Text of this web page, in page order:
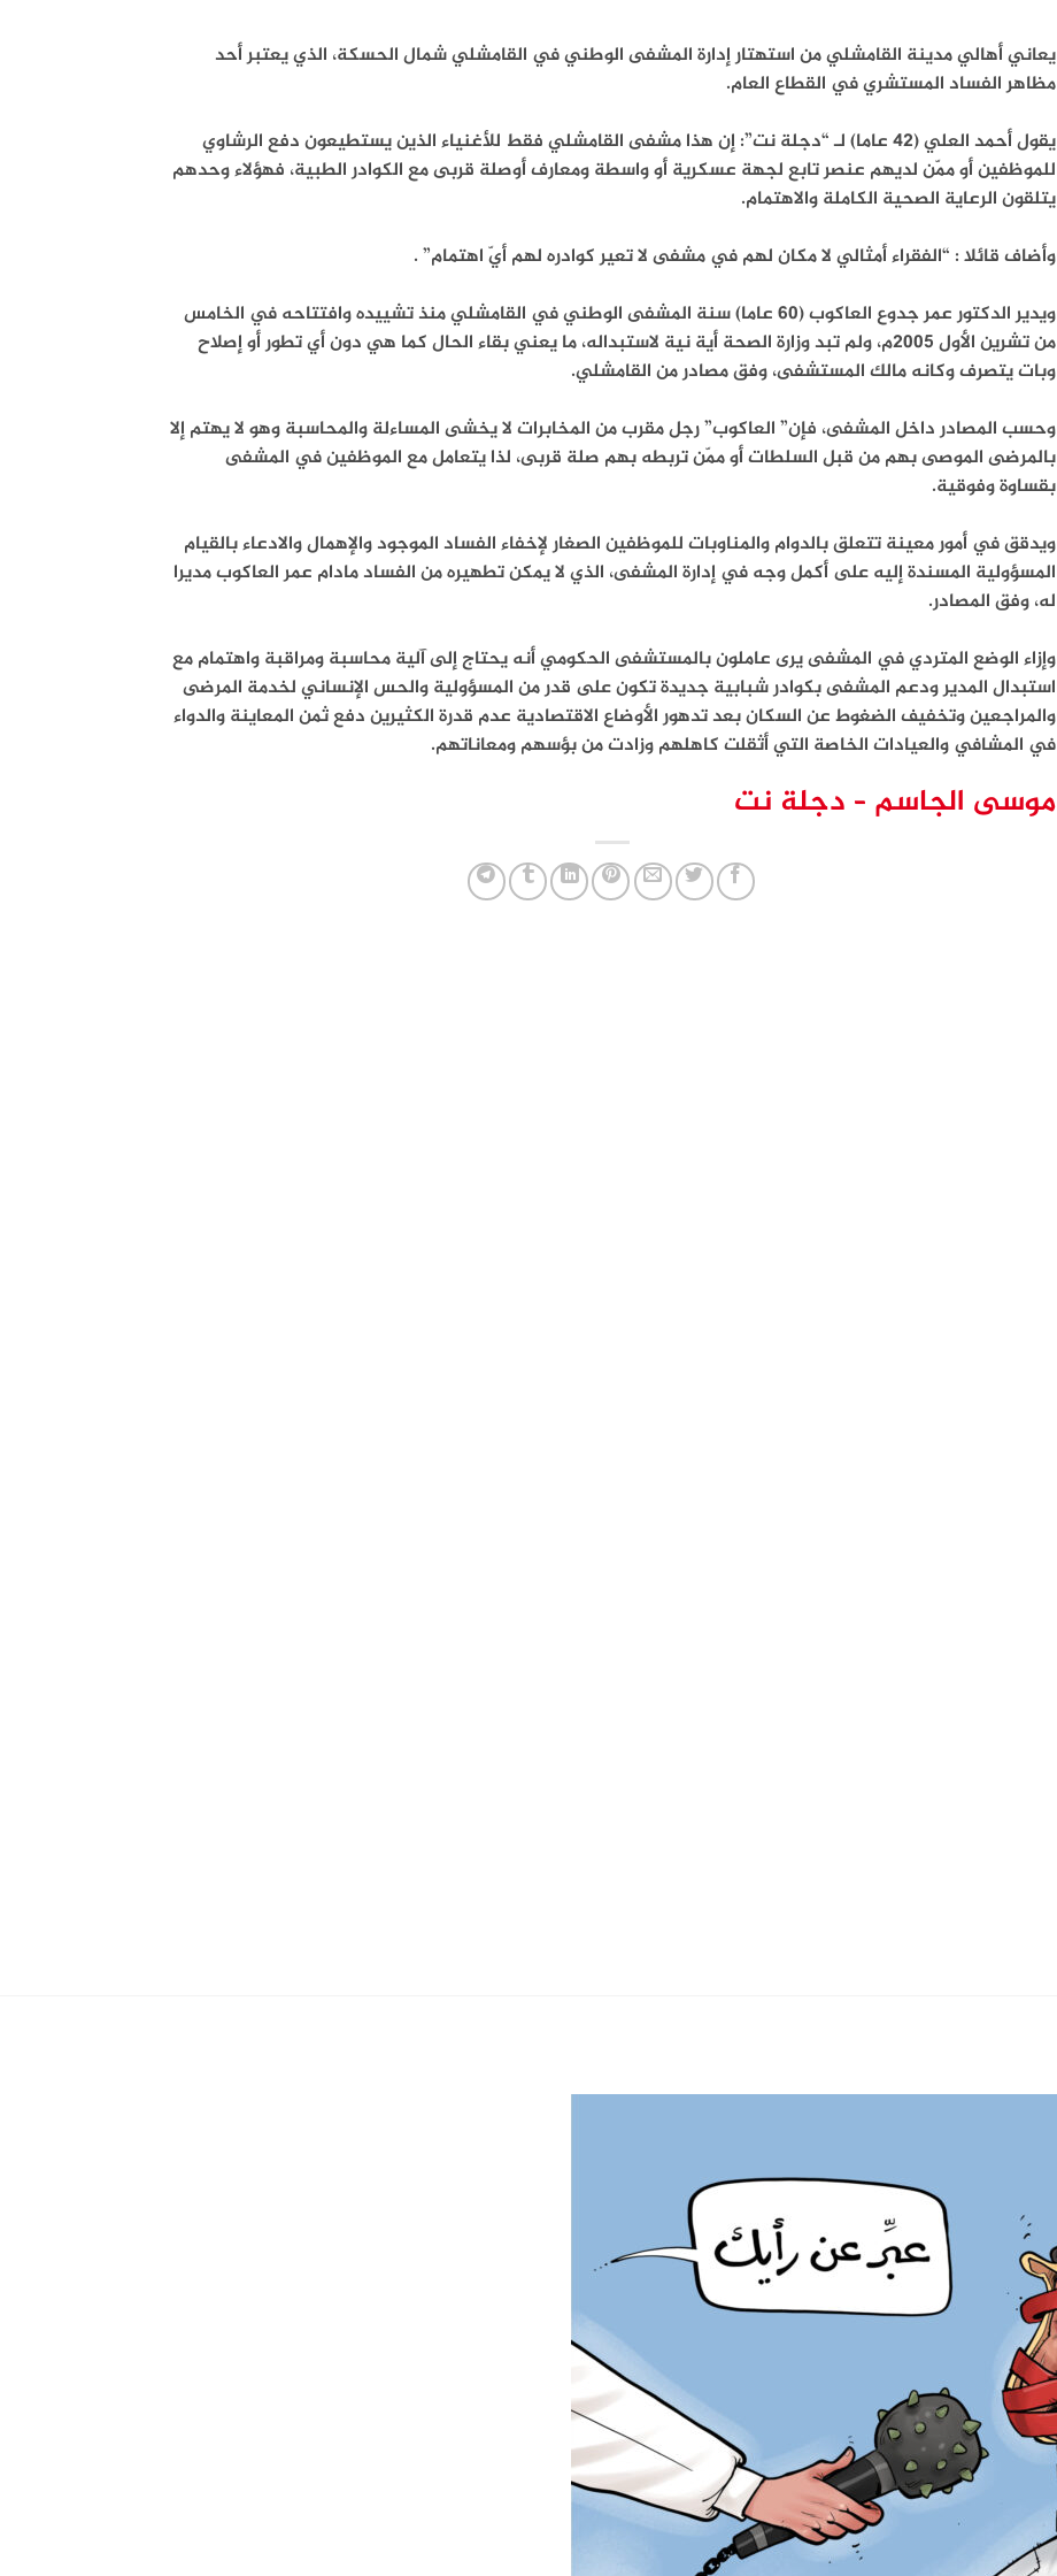
يعاني أهالي مدينة القامشلي من استهتار إدارة المشفى الوطني في القامشلي شمال الحسكة، الذي يعتبر أحد
مظاهر الفساد المستشري في القطاع العام.
يقول أحمد العلي (42 عاما) لـ “دجلة نت”: إن هذا مشفى القامشلي فقط للأغنياء الذين يستطيعون دفع الرشاوي
للموظفين أو ممّن لديهم عنصر تابع لجهة عسكرية أو واسطة ومعارف أوصلة قربى مع الكوادر الطبية، فهؤلاء وحدهم
يتلقون الرعاية الصحية الكاملة والاهتمام.
وأضاف قائلا : “الفقراء أمثالي لا مكان لهم في مشفى لا تعير كوادره لهم أيّ اهتمام” .
ويدير الدكتور عمر جدوع العاكوب (60 عاما) سنة المشفى الوطني في القامشلي منذ تشييده وافتتاحه في الخامس
من تشرين الأول 2005م، ولم تبد وزارة الصحة أية نية لاستبداله، ما يعني بقاء الحال كما هي دون أي تطور أو إصلاح
وبات يتصرف وكانه مالك المستشفى، وفق مصادر من القامشلي.
وحسب المصادر داخل المشفى، فإن” العاكوب” رجل مقرب من المخابرات لا يخشى المساءلة والمحاسبة وهو لا يهتم إلا
بالمرضى الموصى بهم من قبل السلطات أو ممّن تربطه بهم صلة قربى، لذا يتعامل مع الموظفين في المشفى
بقساوة وفوقية.
ويدقق في أمور معينة تتعلق بالدوام والمناوبات للموظفين الصغار لإخفاء الفساد الموجود والإهمال والادعاء بالقيام
المسؤولية المسندة إليه على أكمل وجه في إدارة المشفى، الذي لا يمكن تطهيره من الفساد مادام عمر العاكوب مديرا
له، وفق المصادر.
وإزاء الوضع المتردي في المشفى يرى عاملون بالمستشفى الحكومي أنه يحتاج إلى آلية محاسبة ومراقبة واهتمام مع
استبدال المدير ودعم المشفى بكوادر شبابية جديدة تكون على قدر من المسؤولية والحس الإنساني لخدمة المرضى
والمراجعين وتخفيف الضغوط عن السكان بعد تدهور الأوضاع الاقتصادية عدم قدرة الكثيرين دفع ثمن المعاينة والدواء
في المشافي والعيادات الخاصة التي أثقلت كاهلهم وزادت من بؤسهم ومعاناتهم.
موسى الجاسم – دجلة نت